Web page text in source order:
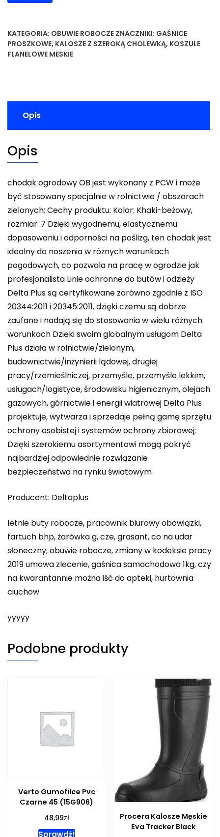
KATEGORIA: OBUWIE ROBOCZE ZNACZNIKI: GAŚNICE
PROSZKOWE, KALOSZE Z SZEROKĄ CHOLEWKĄ, KOSZULE
FLANELOWE MESKIE
Opis
Opis
chodak ogrodowy OB jest wykonany z PCW i może
być stosowany specjalnie w rolnictwie / obszarach
zielonych; Cechy produktu: Kolor: Khaki-beżowy,
rozmiar: 7 Dzięki wygodnemu, elastycznemu
dopasowaniu i odporności na poślizg, ten chodak jest
idealny do noszenia w różnych warunkach
pogodowych, co pozwala na pracę w ogrodzie jak
profesjonalista Linie ochronne do butów i odzieży
Delta Plus są certyfikowane zarówno zgodnie z ISO
20344:2011 i 20345:2011, dzięki czemu są dobrze
zaufane i nadają się do stosowania w wielu różnych
warunkach Dzięki swoim globalnym usługom Delta
Plus działa w rolnictwie/zielonym,
budownictwie/inżynierii lądowej, drugiej
pracy/rzemieślniczej, przemyśle, przemyśle lekkim,
usługach/logistyce, środowisku higienicznym, olejach
gazowych, górnictwie i energii wiatrowej Delta Plus
projektuje, wytwarza i sprzedaje pełną gamę sprzętu
ochrony osobistej i systemów ochrony zbiorowej;
Dzięki szerokiemu asortymentowi mogą pokryć
najbardziej odpowiednie rozwiązanie
bezpieczeństwa na rynku światowym
Producent: Deltaplus
letnie buty robocze, pracownik biurowy obowiązki,
fartuch bhp, żarówka g, cze, grasant, co na udar
słoneczny, obuwie robocze, zmiany w kodeksie pracy
2019 umowa zlecenie, gaśnica samochodowa 1kg, czy
na kwarantannie można iść do apteki, hurtownia
ciuchow
yyyyy
Podobne produkty
Verto Gumofilce Pvc
Czarne 45 (15G906)
48,99zł
Sprawdź!
Procera Kalosze Męskie
Eva Tracker Black